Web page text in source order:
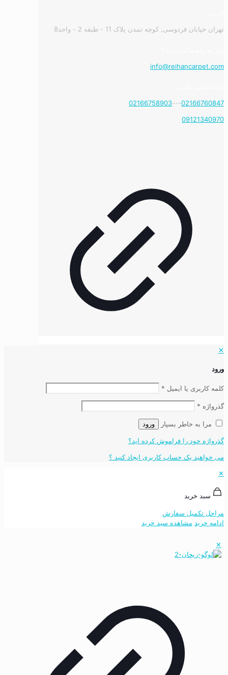
تهران خیابان فردوسی, کوچه تمدن پلاک 11 - طبقه 2 - واحد8
info@reihancarpet.com
02166760847
---
02166758903
09121340970
✕
ورود
کلمه کاربری یا ایمیل *
گذرواژه *
مرا به خاطر بسپار ورود
گذرواژه خود را فراموش کرده اید؟
می خواهید یک حساب کاربری ایجاد کنید ؟
✕
سبد خرید
مراحل تکمیل سفارش
ادامه خرید مشاهده سبد خرید
✕